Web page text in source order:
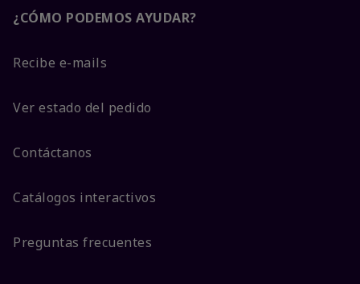
¿CÓMO PODEMOS AYUDAR?
Recibe e-mails
Ver estado del pedido
Contáctanos
Catálogos interactivos
Preguntas frecuentes